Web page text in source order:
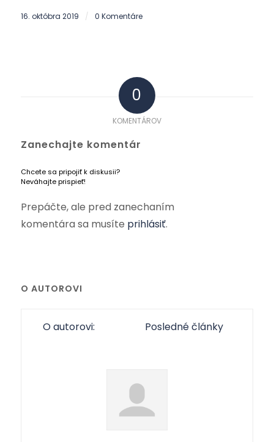
16. októbra 2019 / 0 Komentáre
0
KOMENTÁROV
Zanechajte komentár
Chcete sa pripojiť k diskusii?
Neváhajte prispieť!
Prepáčte, ale pred zanechaním
komentára sa musíte prihlásiť.
O AUTOROVI
O autorovi: Posledné články